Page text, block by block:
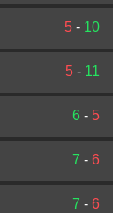
5 - 10
5 - 11
6 - 5
7 - 6
7 - 6